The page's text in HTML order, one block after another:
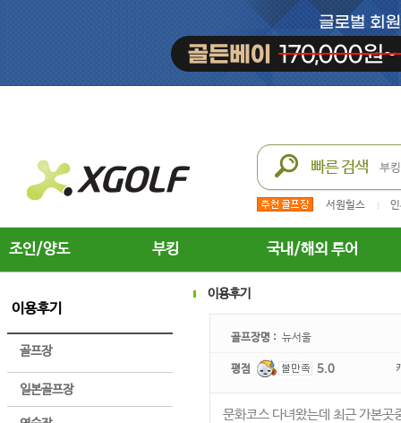
서원힐스
조인/양도 부킹 국내/해외 투어
이용후기
골프장
일본골프장
이용후기
골프장명 : 뉴서울
평점 5.0
문화코스 다녀왔는데 최근 가본곳